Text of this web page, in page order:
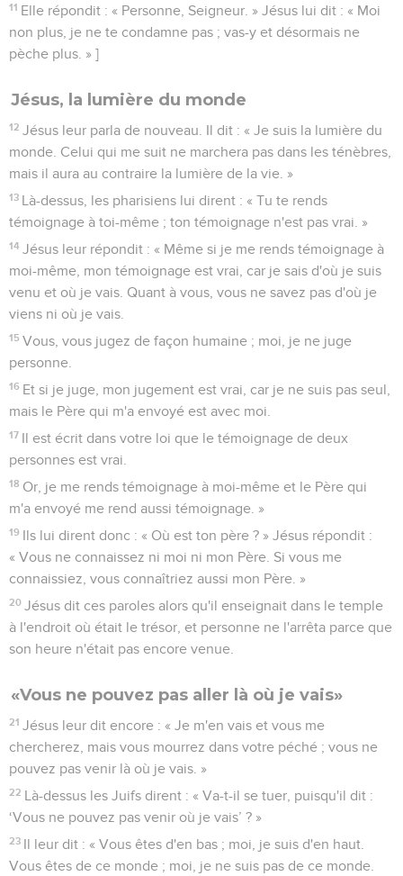
11 Elle répondit : « Personne, Seigneur. » Jésus lui dit : « Moi
non plus, je ne te condamne pas ; vas-y et désormais ne
pèche plus. » ]
Jésus, la lumière du monde
12 Jésus leur parla de nouveau. Il dit : « Je suis la lumière du
monde. Celui qui me suit ne marchera pas dans les ténèbres,
mais il aura au contraire la lumière de la vie. »
13 Là-dessus, les pharisiens lui dirent : « Tu te rends
témoignage à toi-même ; ton témoignage n'est pas vrai. »
14 Jésus leur répondit : « Même si je me rends témoignage à
moi-même, mon témoignage est vrai, car je sais d'où je suis
venu et où je vais. Quant à vous, vous ne savez pas d'où je
viens ni où je vais.
15 Vous, vous jugez de façon humaine ; moi, je ne juge
personne.
16 Et si je juge, mon jugement est vrai, car je ne suis pas seul,
mais le Père qui m'a envoyé est avec moi.
17 Il est écrit dans votre loi que le témoignage de deux
personnes est vrai.
18 Or, je me rends témoignage à moi-même et le Père qui
m'a envoyé me rend aussi témoignage. »
19 Ils lui dirent donc : « Où est ton père ? » Jésus répondit :
« Vous ne connaissez ni moi ni mon Père. Si vous me
connaissiez, vous connaîtriez aussi mon Père. »
20 Jésus dit ces paroles alors qu'il enseignait dans le temple
à l'endroit où était le trésor, et personne ne l'arrêta parce que
son heure n'était pas encore venue.
«Vous ne pouvez pas aller là où je vais»
21 Jésus leur dit encore : « Je m'en vais et vous me
chercherez, mais vous mourrez dans votre péché ; vous ne
pouvez pas venir là où je vais. »
22 Là-dessus les Juifs dirent : « Va-t-il se tuer, puisqu'il dit :
‘Vous ne pouvez pas venir où je vais’ ? »
23 Il leur dit : « Vous êtes d'en bas ; moi, je suis d'en haut.
Vous êtes de ce monde ; moi, je ne suis pas de ce monde.